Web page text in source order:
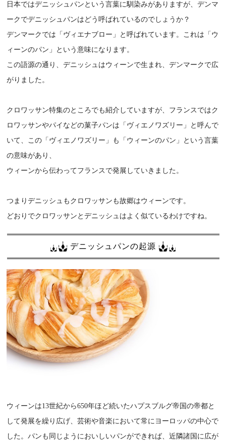
日本ではデニッシュパンという言葉に馴染みがありますが、デンマ
ークでデニッシュパンはどう呼ばれているのでしょうか？
デンマークでは「ヴィエナブロー」と呼ばれています。これは「ウ
ィーンのパン」という意味になります。
この語源の通り、デニッシュはウィーンで生まれ、デンマークで広
がりました。
クロワッサン特集のところでも紹介していますが、フランスではク
ロワッサンやパイなどの菓子パンは「ヴィエノワズリー」と呼んで
いて、この「ヴィエノワズリー」も「ウィーンのパン」という言葉
の意味があり、
ウィーンから伝わってフランスで発展していきました。
つまりデニッシュもクロワッサンも故郷はウィーンです。
どおりでクロワッサンとデニッシュはよく似ているわけですね。
デニッシュパンの起源
ウィーンは13世紀から650年ほど続いたハプスブルグ帝国の帝都と
して発展を繰り広げ、芸術や音楽において常にヨーロッパの中心で
した。パンも同じようにおいしいパンができれば、近隣諸国に広が